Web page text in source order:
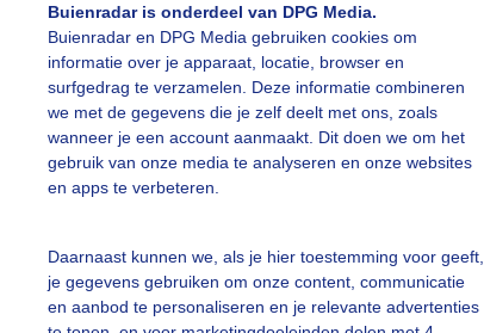
Buienradar is onderdeel van DPG Media.
Buienradar en DPG Media gebruiken cookies om
informatie over je apparaat, locatie, browser en
surfgedrag te verzamelen. Deze informatie combineren
we met de gegevens die je zelf deelt met ons, zoals
wanneer je een account aanmaakt. Dit doen we om het
gebruik van onze media te analyseren en onze websites
en apps te verbeteren.
Daarnaast kunnen we, als je hier toestemming voor geeft,
je gegevens gebruiken om onze content, communicatie
en aanbod te personaliseren en je relevante advertenties
een matige wind prima fietsweer
ria brasser Gemaakt: 22-04-2025, 85x bekeken